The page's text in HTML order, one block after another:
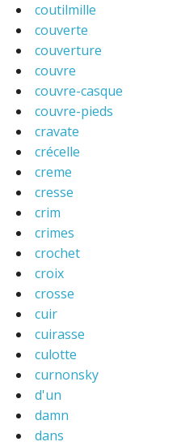
coutilmille
couverte
couverture
couvre
couvre-casque
couvre-pieds
cravate
crécelle
creme
cresse
crim
crimes
crochet
croix
crosse
cuir
cuirasse
culotte
curnonsky
d'un
damn
dans